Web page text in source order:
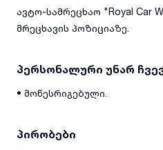
ავტო-სამრეცხაო "Royal Car
მრეცხავის პოზიციაზე.
პერსონალური უნარ
• მოწესრიგებული.
პირობები